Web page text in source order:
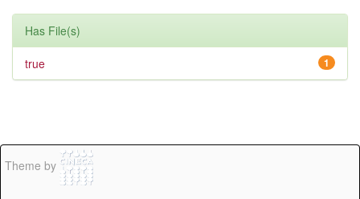
Has File(s)
1
true
Theme by